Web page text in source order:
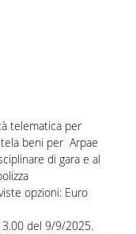
telematica per
beni perArpae
di gara e al
opzioni: Euro
del 9/9/2025.